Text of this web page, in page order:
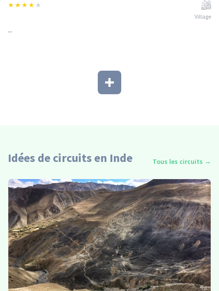
★★★★ ★
Village
...
Idées de circuits en Inde Tous les circuits →